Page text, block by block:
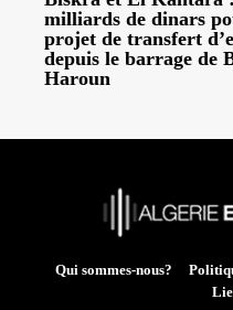
milliards de dinars
projet de transfert
depuis le barrage de
Haroun
Qui sommes-nous?